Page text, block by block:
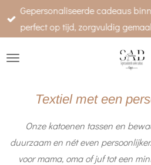
direct
de
Gepersonaliseerde cadeaus
perfect op tijd, zorgvuldig
Textiel met een
Onze katoenen tassen en
duurzaam en nét even
voor mama, oma of juf tot een